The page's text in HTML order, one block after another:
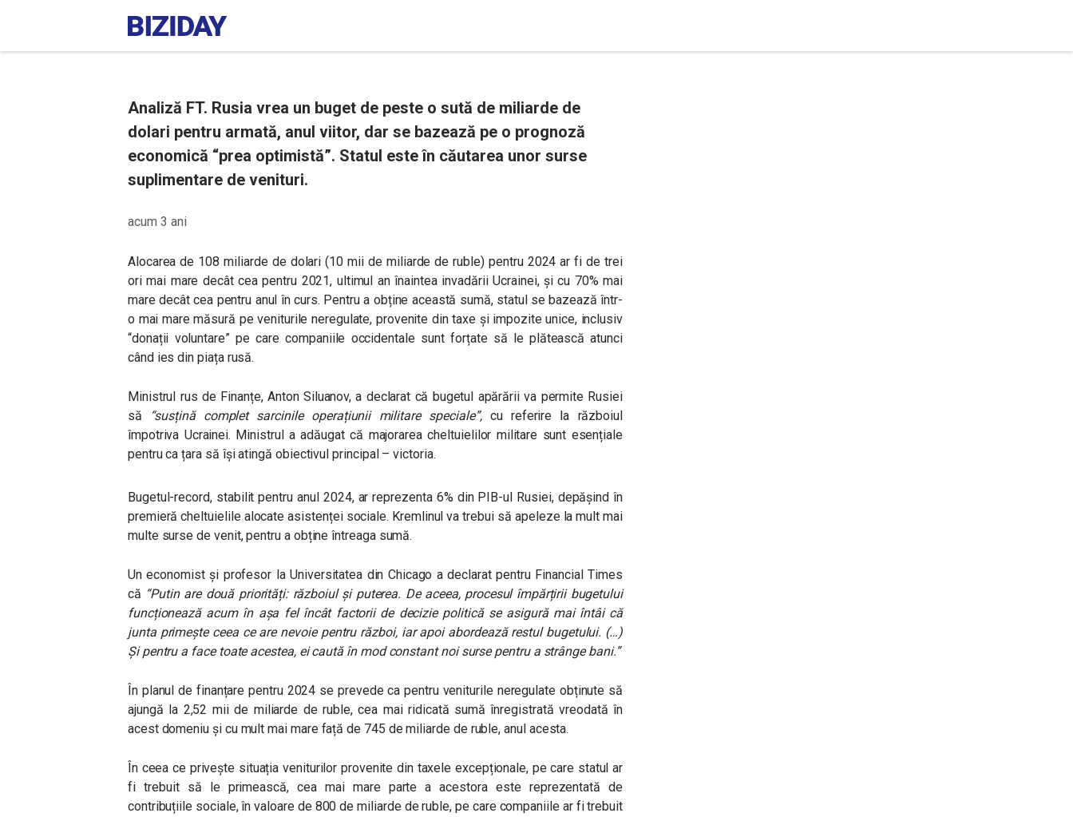
Analiză FT. Rusia vrea un buget de peste o sută de miliarde de
dolari pentru armată, anul viitor, dar se bazează pe o prognoză
economică “prea optimistă”. Statul este în căutarea unor surse
suplimentare de venituri.
acum 3 ani
Alocarea de 108 miliarde de dolari (10 mii de miliarde de ruble) pentru 2024 ar fi de trei
ori mai mare decât cea pentru 2021, ultimul an înaintea invadării Ucrainei, și cu 70% mai
mare decât cea pentru anul în curs. Pentru a obține această sumă, statul se bazează într-
o mai mare măsură pe veniturile neregulate, provenite din taxe și impozite unice, inclusiv
“donații voluntare” pe care companiile occidentale sunt forțate să le plătească atunci
când ies din piața rusă.
Ministrul rus de Finanțe, Anton Siluanov, a declarat că bugetul apărării va permite Rusiei
să
“susțină complet sarcinile operațiunii militare speciale”, cu referire la războiul
împotriva Ucrainei. Ministrul a adăugat că majorarea cheltuielilor militare sunt esențiale
pentru ca țara să își atingă obiectivul principal – victoria.
Bugetul-record, stabilit pentru anul 2024, ar reprezenta 6% din PIB-ul Rusiei, depășind în
premieră cheltuielile alocate asistenței sociale. Kremlinul va trebui să apeleze la mult mai
multe surse de venit, pentru a obține întreaga sumă.
Un economist și profesor la Universitatea din Chicago a declarat pentru Financial Times
că “Putin are două priorități: războiul și puterea. De aceea, procesul împărțirii bugetului
funcționează acum în așa fel încât factorii de decizie politică se asigură mai întâi că
junta primește ceea ce are nevoie pentru război, iar apoi abordează restul bugetului. (…)
Și pentru a face toate acestea, ei caută în mod constant noi surse pentru a strânge bani.”
În planul de finanțare pentru 2024 se prevede ca pentru veniturile neregulate obținute să
ajungă la 2,52 mii de miliarde de ruble, cea mai ridicată sumă înregistrată vreodată în
acest domeniu și cu mult mai mare față de 745 de miliarde de ruble, anul acesta.
În ceea ce privește situația veniturilor provenite din taxele excepționale, pe care statul ar
fi trebuit să le primească, cea mai mare parte a acestora este reprezentată de
contribuțiile sociale, în valoare de 800 de miliarde de ruble, pe care companiile ar fi trebuit